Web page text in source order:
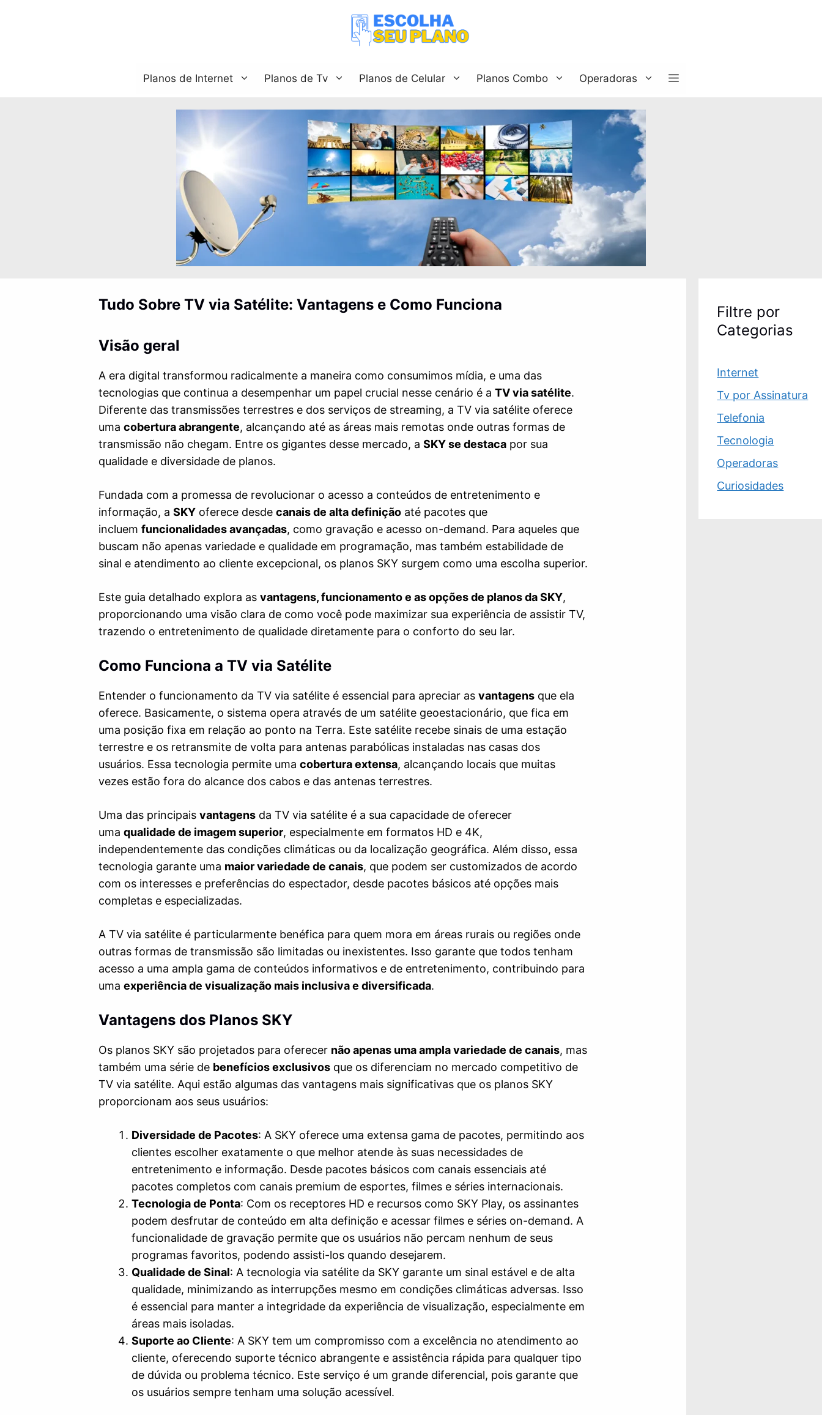
Planos de Internet Planos de Tv Planos de Celular Planos Combo Operadoras
Tudo Sobre TV via Satélite: Vantagens e Como Funciona
Visão geral
A era digital transformou radicalmente a maneira como consumimos mídia, e uma das
tecnologias que continua a desempenhar um papel crucial nesse cenário é aTV via satélite.
Diferente das transmissões terrestres e dos serviços de streaming, a TV via satélite oferece
umacobertura abrangente, alcançando até as áreas mais remotas onde outras formas de
transmissão não chegam. Entre os gigantes desse mercado, aSKY se destaca por sua
qualidade e diversidade de planos.
Fundada com a promessa de revolucionar o acesso a conteúdos de entretenimento e
informação, aSKY oferece desdecanais de alta definição até pacotes que
incluemfuncionalidades avançadas, como gravação e acesso on-demand. Para aqueles que
buscam não apenas variedade e qualidade em programação, mas também estabilidade de
sinal e atendimento ao cliente excepcional, os planos SKY surgem como uma escolha superior.
Este guia detalhado explora asvantagens, funcionamento e as opções de planos da SKY,
proporcionando uma visão clara de como você pode maximizar sua experiência de assistir TV,
trazendo o entretenimento de qualidade diretamente para o conforto do seu lar.
Como Funciona a TV via Satélite
Entender o funcionamento da TV via satélite é essencial para apreciar asvantagens que ela
oferece. Basicamente, o sistema opera através de um satélite geoestacionário, que fica em
uma posição fixa em relação ao ponto na Terra. Este satélite recebe sinais de uma estação
terrestre e os retransmite de volta para antenas parabólicas instaladas nas casas dos
usuários. Essa tecnologia permite umacobertura extensa, alcançando locais que muitas
vezes estão fora do alcance dos cabos e das antenas terrestres.
Uma das principaisvantagens da TV via satélite é a sua capacidade de oferecer
umaqualidade de imagem superior, especialmente em formatos HD e 4K,
independentemente das condições climáticas ou da localização geográfica. Além disso, essa
tecnologia garante uma maior variedade de canais, que podem ser customizados de acordo
com os interesses e preferências do espectador, desde pacotes básicos até opções mais
completas e especializadas.
A TV via satélite é particularmente benéfica para quem mora em áreas rurais ou regiões onde
outras formas de transmissão são limitadas ou inexistentes. Isso garante que todos tenham
acesso a uma ampla gama de conteúdos informativos e de entretenimento, contribuindo para
umaexperiência de visualização mais inclusiva e diversificada.
Vantagens dos Planos SKY
Os planos SKY são projetados para oferecer não apenas uma ampla variedade de canais, mas
também uma série de benefícios exclusivos que os diferenciam no mercado competitivo de
TV via satélite. Aqui estão algumas das vantagens mais significativas que os planos SKY
proporcionam aos seus usuários:
Diversidade de Pacotes: A SKY oferece uma extensa gama de pacotes, permitindo aos
clientes escolher exatamente o que melhor atende às suas necessidades de
entretenimento e informação. Desde pacotes básicos com canais essenciais até
pacotes completos com canais premium de esportes, filmes e séries internacionais.
Tecnologia de Ponta: Com os receptores HD e recursos como SKY Play, os assinantes
podem desfrutar de conteúdo em alta definição e acessar filmes e séries on-demand. A
funcionalidade de gravação permite que os usuários não percam nenhum de seus
programas favoritos, podendo assisti-los quando desejarem.
Qualidade de Sinal: A tecnologia via satélite da SKY garante um sinal estável e de alta
qualidade, minimizando as interrupções mesmo em condições climáticas adversas. Isso
é essencial para manter a integridade da experiência de visualização, especialmente em
áreas mais isoladas.
Suporte ao Cliente: A SKY tem um compromisso com a excelência no atendimento ao
cliente, oferecendo suporte técnico abrangente e assistência rápida para qualquer tipo
de dúvida ou problema técnico. Este serviço é um grande diferencial, pois garante que
os usuários sempre tenham uma solução acessível.
Filtre por
Categorias
Internet
Tv por Assinatura
Telefonia
Tecnologia
Operadoras
Curiosidades
Espere, não vá embora!
Olhe essa oferta imperdível!